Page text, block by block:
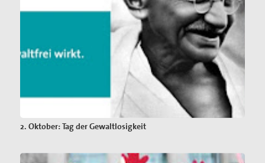
2. Oktober: Tag der Gewaltlosigkeit